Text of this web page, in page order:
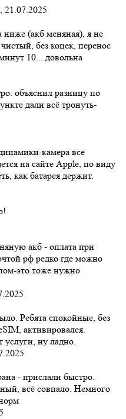
, 21.07.2025
(акб меняная), я не
без коцек, перенос
10... довольна
объяснил разницу по
дали всё тронуть-
камера всё
на сайте Apple, по виду
как батарея держит.
акб - оплата при
рф редко где можно
это тоже нужно
Ребята спокойные, без
активировался.
услуги, ну ладно.
- прислали быстро.
всё совпало. Немного